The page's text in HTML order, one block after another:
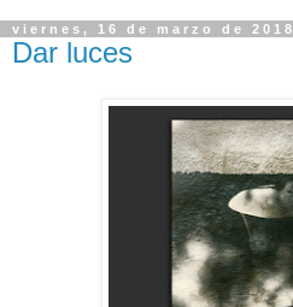
viernes, 16 de marzo de 2018
Dar luces